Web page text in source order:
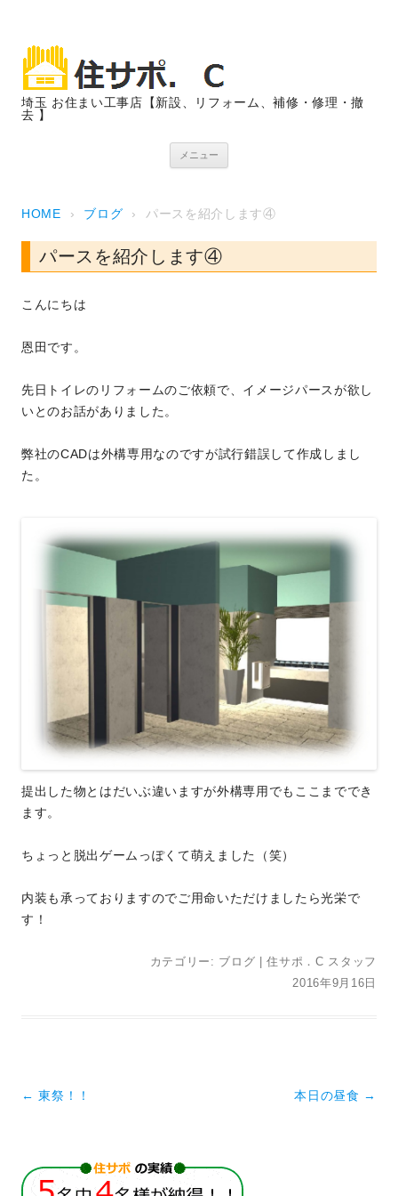
埼玉 お住まい工事店【新設、リフォーム、補修・修理・撤
去 】
メニュー
HOME › ブログ › パースを紹介します④
パースを紹介します④
こんにちは
恩田です。
先日トイレのリフォームのご依頼で、イメージパースが欲し
いとのお話がありました。
弊社のCADは外構専用なのですが試行錯誤して作成しまし
た。
提出した物とはだいぶ違いますが外構専用でもここまででき
ます。
ちょっと脱出ゲームっぽくて萌えました（笑）
内装も承っておりますのでご用命いただけましたら光栄で
す！
カテゴリー: ブログ |住サポ．C スタッフ
2016年9月16日
投稿ナビゲーション
← 東祭！！ 本日の昼食 →